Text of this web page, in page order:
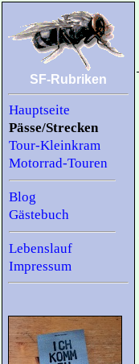
SF-Rubriken
Hauptseite
Pässe/Strecken
Tour-Kleinkram
Motorrad-Touren
Blog
Gästebuch
Lebenslauf
Impressum